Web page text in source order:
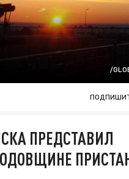
/
ПРЕДСТАВИЛ